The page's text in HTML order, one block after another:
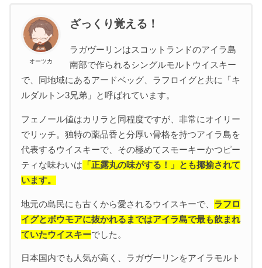
オーツカ
ざっくり覚える！
ラガヴーリンはスコットランドのアイラ島
南部で作られるシングルモルトウイスキー
で、同地域にあるアードベッグ、ラフロイグと共に「キ
ルダルトン3兄弟」と呼ばれています。
フェノール値はカリラと同程度ですが、非常にオイリー
でリッチ。独特の薬品香と分厚い骨格を持つアイラ島を
代表するウイスキーで、その極めてスモーキーかつピー
ティな味わいは 「正露丸の味がする！」とも揶揄されて
います。
地元の島民にも古くから愛されるウイスキーで、 ラフロ
イグとボウモアに抜かれるまではアイラ島で最も飲まれ
ていたウイスキーでした。
日本国内でも人気が高く、ラガヴーリンをアイラモルト